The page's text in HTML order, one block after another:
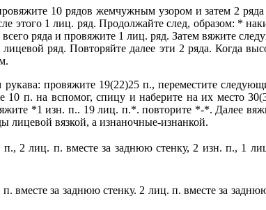
10 рядов жемчужным узором и затем 2
1 лиц. ряд. Продолжайте след, образом: *
ряда и провяжите 1 лиц. ряд. Затем вяжите
ряд. Повторяйте далее эти 2 ряда. Когда
провяжите 19(22)25 п., переместите
п. на вспомог, спицу и наберите на их место
*1 изн. п.. 19 лиц. п.*. повторите *-*. Далее
лицевой вязкой, а изнаночные-изнанкой.
п., 2 лиц. п. вместе за заднюю стенку, 2 изн. п., 1
за заднюю стенку. 2 лиц. п. вместе за